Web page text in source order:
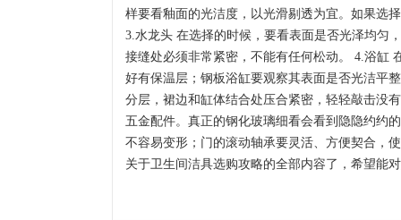
样要看釉面的光洁度，以光滑剔透为宜。如果选
3.水龙头 在选择的时候，要看表面是否光泽均匀
接缝处必须非常紧密，不能有任何松动。 4.浴缸
好有保温层；钢板浴缸要观察其表面是否光洁平
分层，裙边和缸体结合处压合紧密，轻轻敲击没
五金配件。真正的钢化玻璃细看会看到隐隐约约
不容易变形；门的滚动轴承要灵活、方便契合，
关于卫生间洁具选购攻略的全部内容了，希望能